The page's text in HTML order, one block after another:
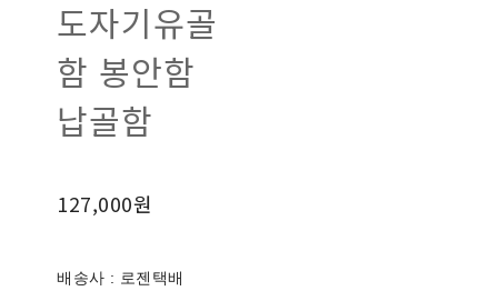
도자기유골
함 봉안함
납골함
127,000원
배송사 : 로젠택배